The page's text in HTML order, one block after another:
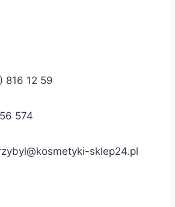
816 12 59
574
sklep24.pl